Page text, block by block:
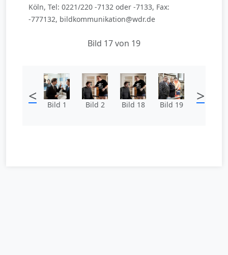
Köln, Tel: 0221/220 -7132 oder -7133, Fax:
-777132, bildkommunikation@wdr.de
Bild 17 von 19
< Bild 1 Bild 2 Bild 18 Bild 19 >